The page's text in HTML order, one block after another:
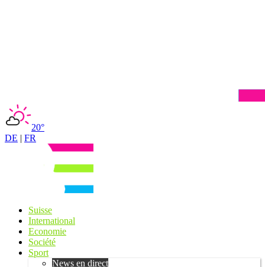
20°
DE | FR
Suisse
International
Economie
Société
Sport
News en direct